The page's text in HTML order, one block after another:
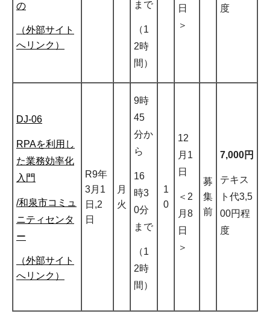
の
（外部サイト
へリンク）
まで
（1
2時
間）
日
＞
度
DJ-06
RPAを利用し
た業務効率化
入門
/和泉市コミュ
ニティセンタ
ー
（外部サイト
へリンク）
R9年
3月1
日,2
日
月
火
9時
45
分か
ら
16
時3
0分
まで
（1
2時
間）
1
0
12
月1
日
＜2
月8
日
＞
募
集
前
7,000円
テキス
ト代3,5
00円程
度